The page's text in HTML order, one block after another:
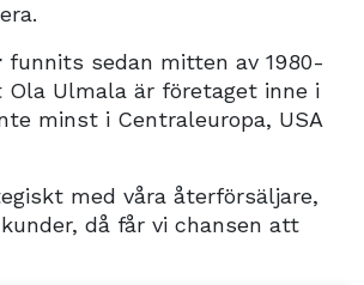
funnits sedan mitten av 1980-
Ulmala är företaget inne i
minst i Centraleuropa, USA
med våra återförsäljare,
då får vi chansen att